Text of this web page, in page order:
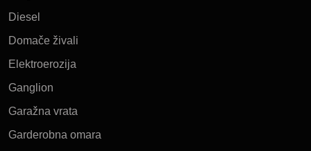
Diesel
Domače živali
Elektroerozija
Ganglion
Garažna vrata
Garderobna omara